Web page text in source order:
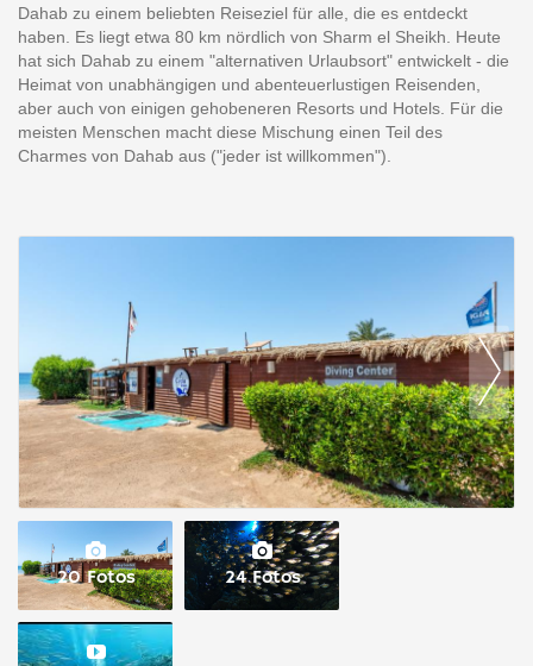
Dahab zu einem beliebten Reiseziel für alle, die es entdeckt
haben. Es liegt etwa 80 km nördlich von Sharm el Sheikh. Heute
hat sich Dahab zu einem "alternativen Urlaubsort" entwickelt - die
Heimat von unabhängigen und abenteuerlustigen Reisenden,
aber auch von einigen gehobeneren Resorts und Hotels. Für die
meisten Menschen macht diese Mischung einen Teil des
Charmes von Dahab aus ("jeder ist willkommen").
20 Fotos 24 Fotos